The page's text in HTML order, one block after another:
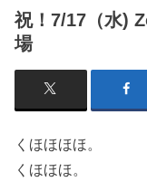
祝！7/17（水)
場
くほほほほ。
くほほほ。